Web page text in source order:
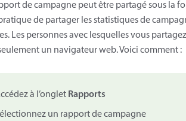
de campagne peut être partagé sous la
de partager les statistiques de
Les personnes avec lesquelles vous
un navigateur web. Voici comment :
à l’onglet Rapports
un rapport de campagne